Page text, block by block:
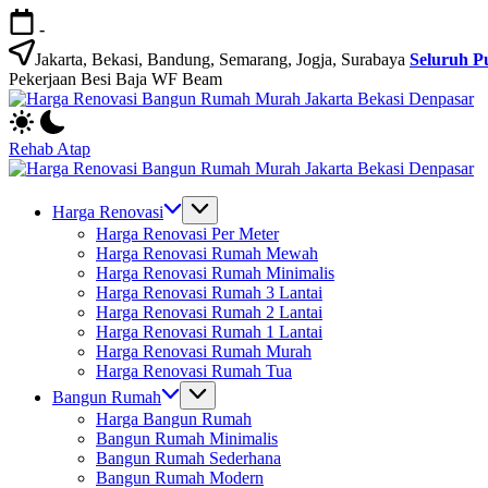
Skip
to
content
-
Jakarta, Bekasi, Bandung, Semarang, Jogja, Surabaya Seluruh
Pekerjaan Besi Baja WF Beam
Jasa
Bangun
Rumah
dan
Rumah
Rehab Atap
Bangun
Rumah
Harga Renovasi
Harga Renovasi Per Meter
Harga Renovasi Rumah Mewah
Harga Renovasi Rumah Minimalis
Harga Renovasi Rumah 3 Lantai
Harga Renovasi Rumah 2 Lantai
Harga Renovasi Rumah 1 Lantai
Harga Renovasi Rumah Murah
Harga Renovasi Rumah Tua
Bangun Rumah
Harga Bangun Rumah
Bangun Rumah Minimalis
Bangun Rumah Sederhana
Bangun Rumah Modern